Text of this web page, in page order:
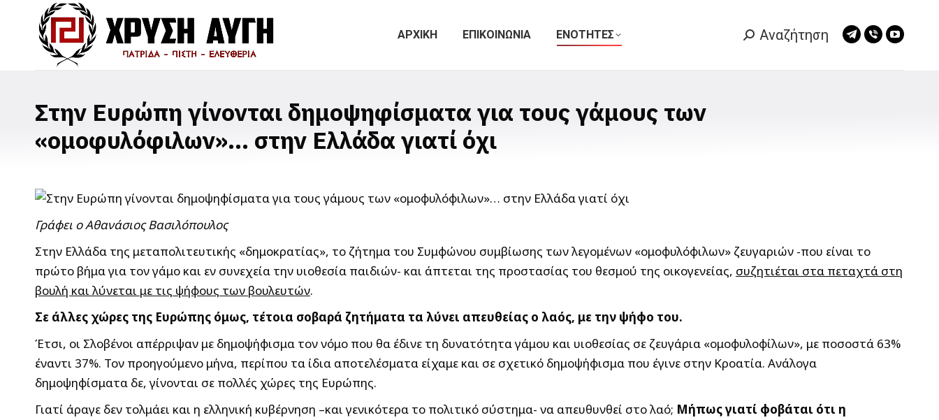
ΑΡΧΙΚΗ ΕΠΙΚΟΙΝΩΝΙΑ ΕΝΟΤΗΤΕΣ Search:
Αναζήτηση
Telegram
Viber
Στην Ευρώπη γίνονται δημοψηφίσματα για τους γάμους των
«ομοφυλόφιλων»… στην Ελλάδα γιατί όχι
Γράφει ο Αθανάσιος Βασιλόπουλος
Στην Ελλάδα της μεταπολιτευτικής «δημοκρατίας», το ζήτημα του Συμφώνου συμβίωσης των λεγομένων «ομοφυλόφιλων» ζευγαριών -που είναι το
πρώτο βήμα για τον γάμο και εν συνεχεία την υιοθεσία παιδιών- και άπτεται της προστασίας του θεσμού της οικογενείας, συζητιέται στα πεταχτά στη
βουλή και λύνεται με τις ψήφους των βουλευτών.
Σε άλλες χώρες της Ευρώπης όμως, τέτοια σοβαρά ζητήματα τα λύνει απευθείας ο λαός, με την ψήφο του.
Έτσι, οι Σλοβένοι απέρριψαν με δημοψήφισμα τον νόμο που θα έδινε τη δυνατότητα γάμου και υιοθεσίας σε ζευγάρια «ομοφυλοφίλων», με ποσοστά 63%
έναντι 37%. Τον προηγούμενο μήνα, περίπου τα ίδια αποτελέσματα είχαμε και σε σχετικό δημοψήφισμα που έγινε στην Κροατία. Ανάλογα
δημοψηφίσματα δε, γίνονται σε πολλές χώρες της Ευρώπης.
Γιατί άραγε δεν τολμάει και η ελληνική κυβέρνηση –και γενικότερα το πολιτικό σύστημα- να απευθυνθεί στο λαό; Μήπως γιατί φοβάται ότι η